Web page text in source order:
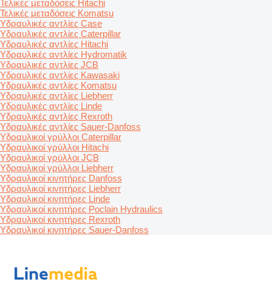
Τελικές μεταδόσεις Hitachi
Τελικές μεταδόσεις Komatsu
Υδραυλικές αντλίες Case
Υδραυλικές αντλίες Caterpillar
Υδραυλικές αντλίες Hitachi
Υδραυλικές αντλίες Hydromatik
Υδραυλικές αντλίες JCB
Υδραυλικές αντλίες Kawasaki
Υδραυλικές αντλίες Komatsu
Υδραυλικές αντλίες Liebherr
Υδραυλικές αντλίες Linde
Υδραυλικές αντλίες Rexroth
Υδραυλικές αντλίες Sauer-Danfoss
Υδραυλικοί γρύλλοι Caterpillar
Υδραυλικοί γρύλλοι Hitachi
Υδραυλικοί γρύλλοι JCB
Υδραυλικοί γρύλλοι Liebherr
Υδραυλικοί κινητήρες Danfoss
Υδραυλικοί κινητήρες Liebherr
Υδραυλικοί κινητήρες Linde
Υδραυλικοί κινητήρες Poclain Hydraulics
Υδραυλικοί κινητήρες Rexroth
Υδραυλικοί κινητήρες Sauer-Danfoss